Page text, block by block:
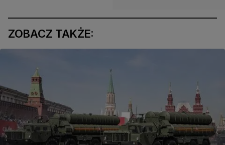
ZOBACZ TAKŻE: